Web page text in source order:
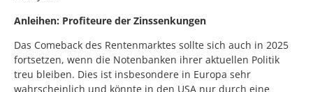
Anleihen: Profiteure der Zinssenkungen
Das Comeback des Rentenmarktes sollte sich auch in 2025
fortsetzen, wenn die Notenbanken ihrer aktuellen Politik
treu bleiben. Dies ist insbesondere in Europa sehr
wahrscheinlich und könnte in den USA nur durch eine